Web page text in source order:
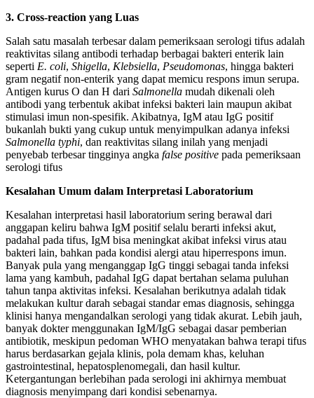
3. Cross-reaction yang Luas
Salah satu masalah terbesar dalam pemeriksaan serologi tifus adalah
reaktivitas silang antibodi terhadap berbagai bakteri enterik lain
seperti E. coli, Shigella, Klebsiella, Pseudomonas, hingga bakteri
gram negatif non-enterik yang dapat memicu respons imun serupa.
Antigen kurus O dan H dari Salmonella mudah dikenali oleh
antibodi yang terbentuk akibat infeksi bakteri lain maupun akibat
stimulasi imun non-spesifik. Akibatnya, IgM atau IgG positif
bukanlah bukti yang cukup untuk menyimpulkan adanya infeksi
Salmonella typhi, dan reaktivitas silang inilah yang menjadi
penyebab terbesar tingginya angka false positive pada pemeriksaan
serologi tifus
Kesalahan Umum dalam Interpretasi Laboratorium
Kesalahan interpretasi hasil laboratorium sering berawal dari
anggapan keliru bahwa IgM positif selalu berarti infeksi akut,
padahal pada tifus, IgM bisa meningkat akibat infeksi virus atau
bakteri lain, bahkan pada kondisi alergi atau hiperrespons imun.
Banyak pula yang menganggap IgG tinggi sebagai tanda infeksi
lama yang kambuh, padahal IgG dapat bertahan selama puluhan
tahun tanpa aktivitas infeksi. Kesalahan berikutnya adalah tidak
melakukan kultur darah sebagai standar emas diagnosis, sehingga
klinisi hanya mengandalkan serologi yang tidak akurat. Lebih jauh,
banyak dokter menggunakan IgM/IgG sebagai dasar pemberian
antibiotik, meskipun pedoman WHO menyatakan bahwa terapi tifus
harus berdasarkan gejala klinis, pola demam khas, keluhan
gastrointestinal, hepatosplenomegali, dan hasil kultur.
Ketergantungan berlebihan pada serologi ini akhirnya membuat
diagnosis menyimpang dari kondisi sebenarnya.